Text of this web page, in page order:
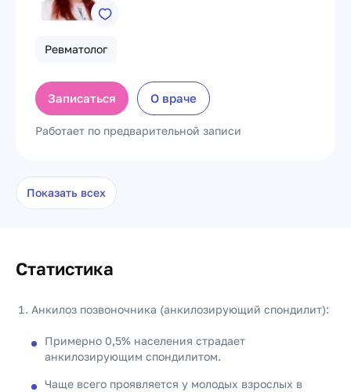
Ревматолог
Записаться О враче
Работает по предварительной записи
Показать всех
Статистика
Анкилоз позвоночника (анкилозирующий спондилит):
Примерно 0,5% населения страдает
анкилозирующим спондилитом.
Чаще всего проявляется у молодых взрослых в